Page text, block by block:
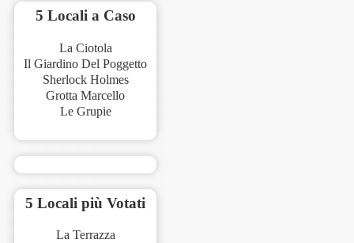
5 Locali a Caso
La Ciotola
Il Giardino Del Poggetto
Sherlock Holmes
Grotta Marcello
Le Grupie
5 Locali più Votati
La Terrazza